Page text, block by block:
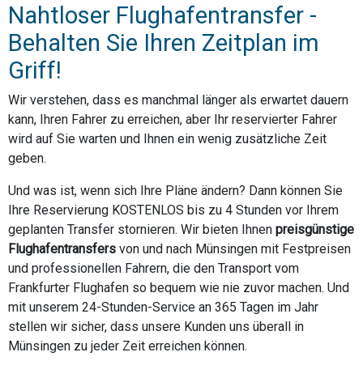
Nahtloser Flughafentransfer -
Behalten Sie Ihren Zeitplan im
Griff!
Wir verstehen, dass es manchmal länger als erwartet dauern
kann, Ihren Fahrer zu erreichen, aber Ihr reservierter Fahrer
wird auf Sie warten und Ihnen ein wenig zusätzliche Zeit
geben.
Und was ist, wenn sich Ihre Pläne ändern? Dann können Sie
Ihre Reservierung KOSTENLOS bis zu 4 Stunden vor Ihrem
geplanten Transfer stornieren. Wir bieten Ihnen preisgünstige
Flughafentransfers von und nach Münsingen mit Festpreisen
und professionellen Fahrern, die den Transport vom
Frankfurter Flughafen so bequem wie nie zuvor machen. Und
mit unserem 24-Stunden-Service an 365 Tagen im Jahr
stellen wir sicher, dass unsere Kunden uns überall in
Münsingen zu jeder Zeit erreichen können.